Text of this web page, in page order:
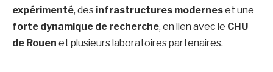
expérimenté, des infrastructures moderneset une
forte dynamique de recherche, en lien avec le CHU
de Rouen et plusieurs laboratoires partenaires.